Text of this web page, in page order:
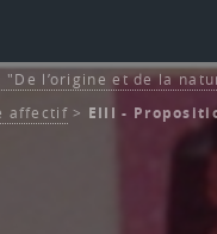
"De l’origine et de la
affectif> EIII -